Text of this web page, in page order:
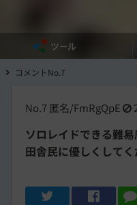
ツール
コメントNo.7
No.7匿名/FmRgQpE
ソロレイドできる難
田舎民に優しくして